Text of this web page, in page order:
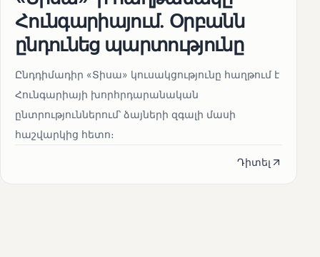
Հունգարիայում․ Օրբանն
ընդունեց պարտությունը
Ընդդիմադիր «Տիսա» կուսակցությունը հաղթում է
Հունգարիայի խորհրդարանական
ընտրություններում՝ ձայների զգալի մասի
հաշվարկից հետո։
Դիտել